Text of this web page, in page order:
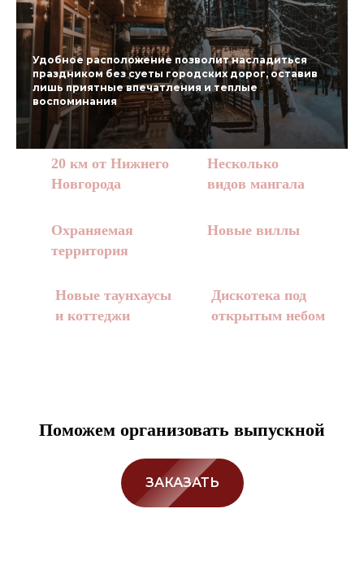
Удобное расположение позволит насладиться
праздником без суеты городских дорог, оставив
лишь приятные впечатления и теплые
воспоминания
20 км от Нижнего
Новгорода
Несколько
видов мангала
Новые таунхаусы
и коттеджи
Новые виллы
Охраняемая
территория
Дискотека под
открытым небом
Поможем организовать выпускной
ЗАКАЗАТЬ